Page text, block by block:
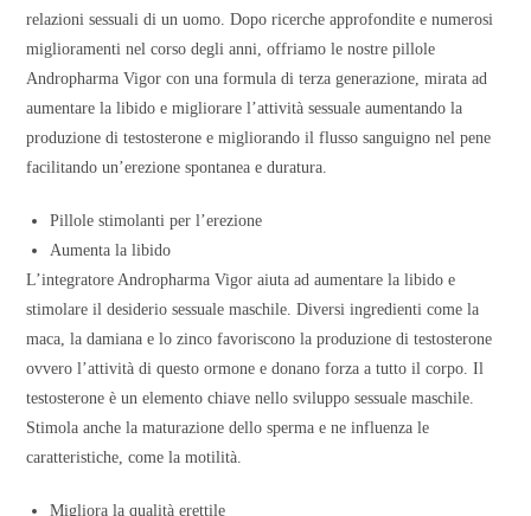
relazioni sessuali di un uomo. Dopo ricerche approfondite e numerosi
miglioramenti nel corso degli anni, offriamo le nostre pillole
Andropharma Vigor con una formula di terza generazione, mirata ad
aumentare la libido e migliorare l’attività sessuale aumentando la
produzione di testosterone e migliorando il flusso sanguigno nel pene
facilitando un’erezione spontanea e duratura.
Pillole stimolanti per l’erezione
Aumenta la libido
L’integratore Andropharma Vigor aiuta ad aumentare la libido e
stimolare il desiderio sessuale maschile. Diversi ingredienti come la
maca, la damiana e lo zinco favoriscono la produzione di testosterone
ovvero l’attività di questo ormone e donano forza a tutto il corpo. Il
testosterone è un elemento chiave nello sviluppo sessuale maschile.
Stimola anche la maturazione dello sperma e ne influenza le
caratteristiche, come la motilità.
Migliora la qualità erettile